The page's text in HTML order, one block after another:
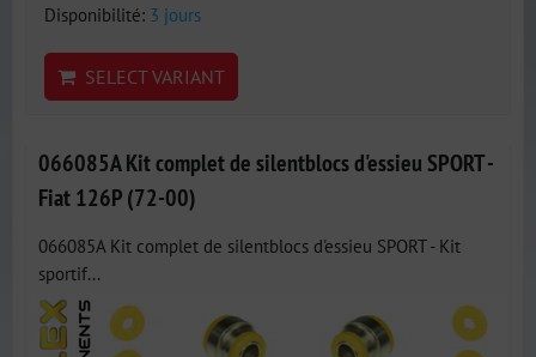
Disponibilité: 3 jours
SELECT VARIANT
066085A Kit complet de silentblocs d'essieu SPORT -
Fiat 126P (72-00)
066085A Kit complet de silentblocs d'essieu SPORT - Kit
sportif...